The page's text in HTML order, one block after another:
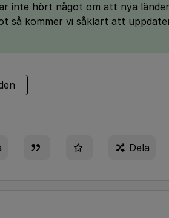
inte hört något om att nya
så kommer vi såklart att
Dela